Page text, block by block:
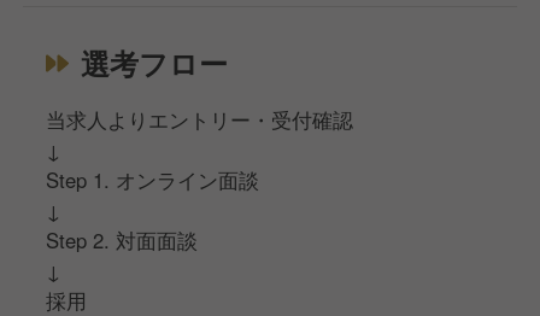
選考フロー
当求人よりエントリー・受付確認
↓
Step 1. オンライン面談
↓
Step 2. 対面面談
↓
採用